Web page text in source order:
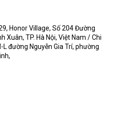
Honor Village, Số 204 Đường
Xuân, TP. Hà Nội, Việt Nam / Chi
đường Nguyễn Gia Trí, phường